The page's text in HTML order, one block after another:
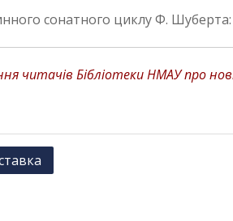
сонатного циклу Ф.
читачів Бібліотеки НМАУ про